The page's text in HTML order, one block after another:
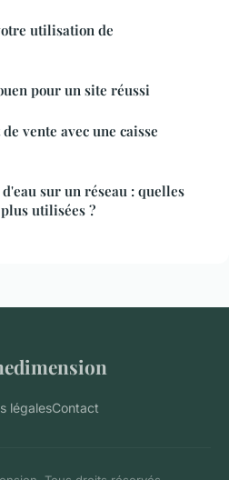
utilisation de
pour un site réussi
vente avec une caisse
sur un réseau : quelles
utilisées ?
légalesContact